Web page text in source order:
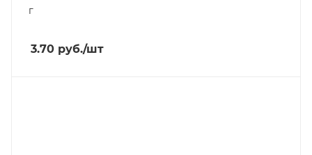
г
3.70 руб./шт